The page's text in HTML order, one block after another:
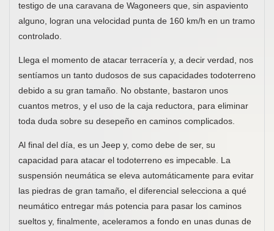
testigo de una caravana de Wagoneers que, sin aspaviento
alguno, logran una velocidad punta de 160 km/h en un tramo
controlado.
Llega el momento de atacar terracería y, a decir verdad, nos
sentíamos un tanto dudosos de sus capacidades todoterreno
debido a su gran tamaño. No obstante, bastaron unos
cuantos metros, y el uso de la caja reductora, para eliminar
toda duda sobre su desepeño en caminos complicados.
Al final del día, es un Jeep y, como debe de ser, su
capacidad para atacar el todoterreno es impecable. La
suspensión neumática se eleva automáticamente para evitar
las piedras de gran tamaño, el diferencial selecciona a qué
neumático entregar más potencia para pasar los caminos
sueltos y, finalmente, aceleramos a fondo en unas dunas de